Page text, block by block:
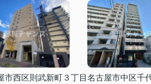
市西区則武新町３丁目名古屋市中区千